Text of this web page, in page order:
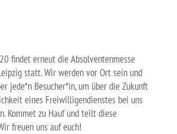
findet erneut die Absolventenmesse
statt. Wir werden vor Ort sein und
jede*n Besucher*in, um über die Zukunft
eines Freiwilligendienstes bei uns
Kommet zu Hauf und teilt diese
freuen uns auf euch!